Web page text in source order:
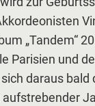
„Tandem“
Parisien und
daraus bald